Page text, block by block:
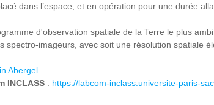
dans l’espace, et en opération pour une durée
d'observation spatiale de la Terre le plus
spectro-imageurs, avec soit une résolution spatiale
Abergel
INCLASS : https://labcom-inclass.universite-paris-